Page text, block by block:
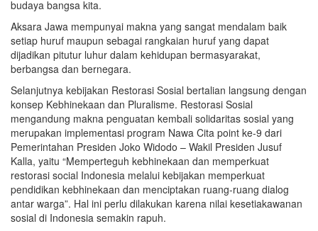
budaya bangsa kita.
Aksara Jawa mempunyai makna yang sangat mendalam baik
setiap huruf maupun sebagai rangkaian huruf yang dapat
dijadikan pitutur luhur dalam kehidupan bermasyarakat,
berbangsa dan bernegara.
Selanjutnya kebijakan Restorasi Sosial bertalian langsung dengan
konsep Kebhinekaan dan Pluralisme. Restorasi Sosial
mengandung makna penguatan kembali solidaritas sosial yang
merupakan implementasi program Nawa Cita point ke-9 dari
Pemerintahan Presiden Joko Widodo – Wakil Presiden Jusuf
Kalla, yaitu “Memperteguh kebhinekaan dan memperkuat
restorasi social Indonesia melalui kebijakan memperkuat
pendidikan kebhinekaan dan menciptakan ruang-ruang dialog
antar warga”. Hal ini perlu dilakukan karena nilai kesetiakawanan
sosial di Indonesia semakin rapuh.